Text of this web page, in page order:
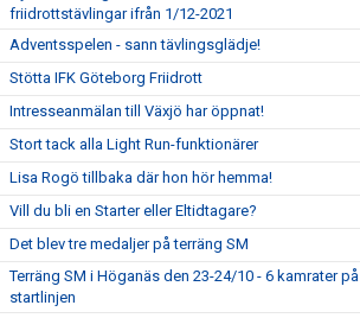
friidrottstävlingar ifrån 1/12-2021
Adventsspelen - sann tävlingsglädje!
Stötta IFK Göteborg Friidrott
Intresseanmälan till Växjö har öppnat!
Stort tack alla Light Run-funktionärer
Lisa Rogö tillbaka där hon hör hemma!
Vill du bli en Starter eller Eltidtagare?
Det blev tre medaljer på terräng SM
Terräng SM i Höganäs den 23-24/10 - 6 kamrater på
startlinjen